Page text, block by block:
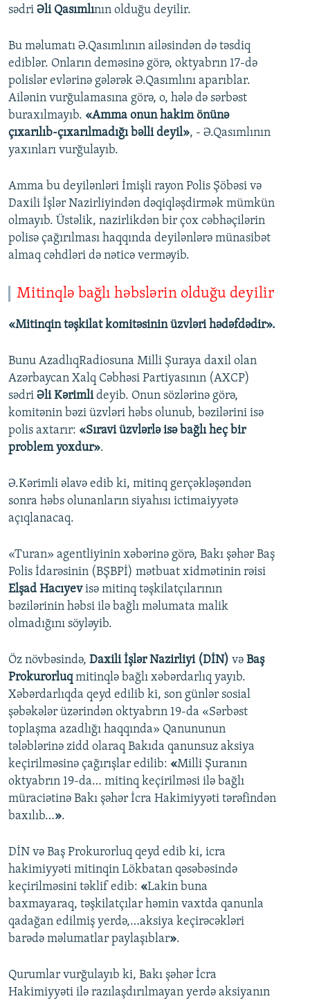
sədri Əli Qasımlının olduğu deyilir.
Bu məlumatı Ə.Qasımlının ailəsindən də təsdiq
ediblər. Onların deməsinə görə, oktyabrın 17-də
polislər evlərinə gələrək Ə.Qasımlını aparıblar.
Ailənin vurğulamasına görə, o, hələ də sərbəst
buraxılmayıb. «Amma onun hakim önünə
çıxarılıb-çıxarılmadığı bəlli deyil», - Ə.Qasımlının
yaxınları vurğulayıb.
Amma bu deyilənləri İmişli rayon Polis Şöbəsi və
Daxili İşlər Nazirliyindən dəqiqləşdirmək mümkün
olmayıb. Üstəlik, nazirlikdən bir çox cəbhəçilərin
polisə çağırılması haqqında deyilənlərə münasibət
almaq cəhdləri də nəticə verməyib.
Mitinqlə bağlı həbslərin olduğu deyilir
«Mitinqin təşkilat komitəsinin üzvləri hədəfdədir».
Bunu AzadlıqRadiosuna Milli Şuraya daxil olan
Azərbaycan Xalq Cəbhəsi Partiyasının (AXCP)
sədri Əli Kərimlideyib. Onun sözlərinə görə,
komitənin bəzi üzvləri həbs olunub, bəzilərini isə
polis axtarır: «Sıravi üzvlərlə isə bağlı heç bir
problem yoxdur».
Ə.Kərimli əlavə edib ki, mitinq gerçəkləşəndən
sonra həbs olunanların siyahısı ictimaiyyətə
açıqlanacaq.
«Turan» agentliyinin xəbərinə görə, Bakı şəhər Baş
Polis İdarəsinin (BŞBPİ) mətbuat xidmətinin rəisi
Elşad Hacıyevisə mitinq təşkilatçılarının
bəzilərinin həbsi ilə bağlı məlumata malik
olmadığını söyləyib.
Öz növbəsində, Daxili İşlər Nazirliyi (DİN) və Baş
Prokurorluqmitinqlə bağlı xəbərdarlıq yayıb.
Xəbərdarlıqda qeyd edilib ki, son günlər sosial
şəbəkələr üzərindən oktyabrın 19-da «Sərbəst
toplaşma azadlığı haqqında» Qanununun
tələblərinə zidd olaraq Bakıda qanunsuz aksiya
keçirilməsinə çağırışlar edilib: «Milli Şuranın
oktyabrın 19-da… mitinq keçirilməsi ilə bağlı
müraciətinə Bakı şəhər İcra Hakimiyyəti tərəfindən
baxılıb…».
DİN və Baş Prokurorluq qeyd edib ki, icra
hakimiyyəti mitinqin Lökbatan qəsəbəsində
keçirilməsini təklif edib: «Lakin buna
baxmayaraq, təşkilatçılar həmin vaxtda qanunla
qadağan edilmiş yerdə,…aksiya keçirəcəkləri
barədə məlumatlar paylaşıblar».
Qurumlar vurğulayıb ki, Bakı şəhər İcra
Hakimiyyəti ilə razılaşdırılmayan yerdə aksiyanın